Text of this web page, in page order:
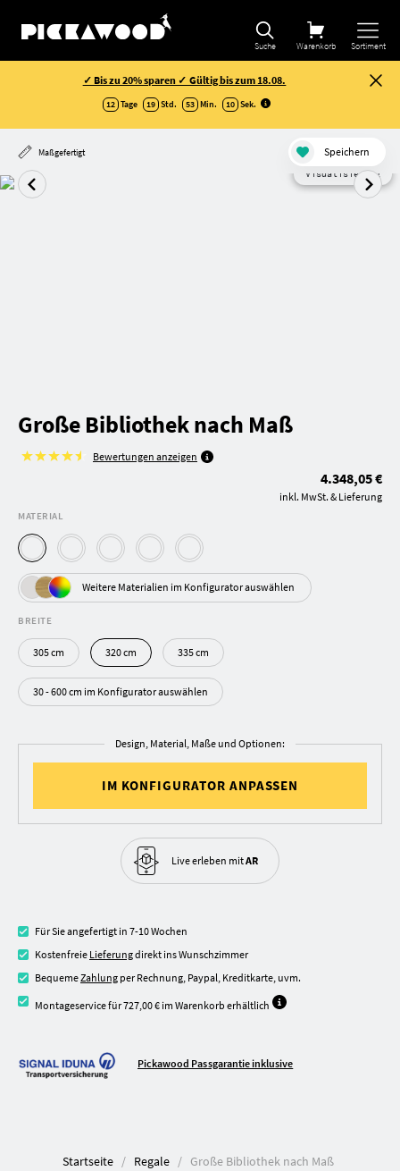
Suche Warenkorb Sortiment
✓ Bis zu 20% sparen ✓ Gültig bis zum 18.08.
12 Tage 19 Std. 53 Min. 10 Sek.
Maßgefertigt Speichern
Visualisierung
Große Bibliothek nach Maß
Bewertungen anzeigen
4.348,05 €
inkl. MwSt. & Lieferung
MATERIAL
Weitere Materialien im Konfigurator auswählen
BREITE
305 cm 320 cm 335 cm
30 - 600 cm im Konfigurator auswählen
Design, Material, Maße und Optionen:
IM KONFIGURATOR ANPASSEN
Live erleben mitAR
Für Sie angefertigt in 7-10 Wochen
Kostenfreie Lieferungdirekt ins Wunschzimmer
BequemeZahlung per Rechnung, Paypal, Kreditkarte, uvm.
Montageservice für 727,00 € im Warenkorb erhältlich
Pickawood Passgarantie inklusive
Startseite Regale Große Bibliothek nach Maß